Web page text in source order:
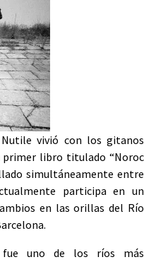
Nutile vivió con los gitanos
primer libro titulado “Noroc
simultáneamente entre
participa en un
en las orillas del Río
uno de los ríos más